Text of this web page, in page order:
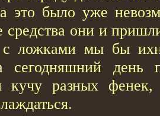
это было уже
средства они и
с ложками мы бы
сегодняшний день
кучу разных фенек,